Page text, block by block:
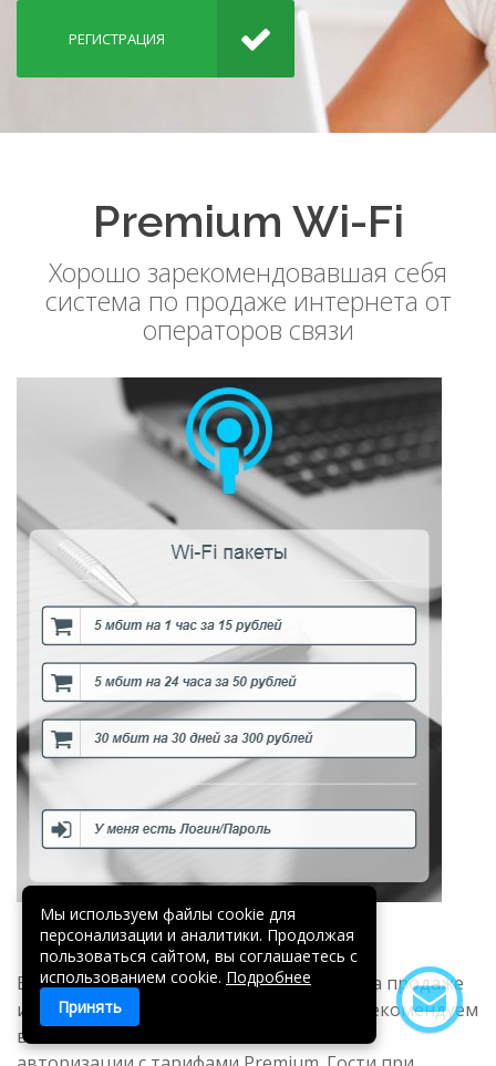
РЕГИСТРАЦИЯ
Premium Wi-Fi
Хорошо зарекомендовавшая себя
система по продаже интернета от
операторов связи
В случаях, когда вы хотите заработать на продаже
интернета в общественном месте, мы рекомендуем
воспользоваться нашей системой Wi-Fi
Мы используем файлы cookie для
персонализации и аналитики. Продолжая
пользоваться сайтом, вы соглашаетесь с
использованием cookie. Подробнее
Принять